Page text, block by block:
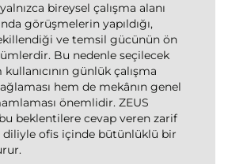
bireysel çalışma alanı
görüşmelerin yapıldığı,
ve temsil gücünün ön
Bu nedenle seçilecek
günlük çalışma
hem de mekânın genel
önemlidir. ZEUS
beklentilere cevap veren zarif
diliyle ofis içinde bütünlüklü bir